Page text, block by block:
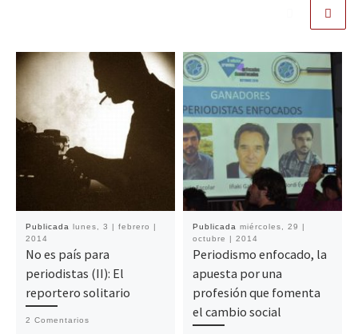
Publicada lunes, 3 | febrero |
2014
No es país para
periodistas (II): El
reportero solitario
2 Comentarios
Publicada miércoles, 29 |
octubre | 2014
Periodismo enfocado, la
apuesta por una
profesión que fomenta
el cambio social